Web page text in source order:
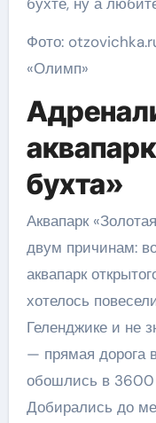
Фото:
«Олимп»
бухта»
Аквапарк
двум причинам:
аквапарк
хотелось
Геленджике и не
— прямая дорога
обошлись в 3600
Добирались до